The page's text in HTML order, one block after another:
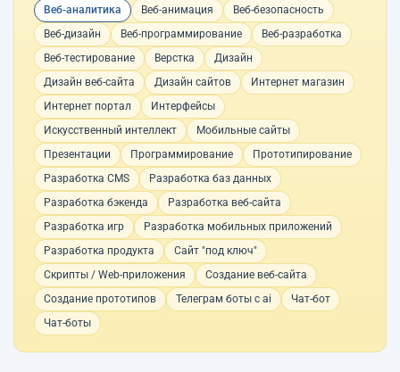
Веб-аналитика
Веб-анимация
Веб-безопасность
Веб-дизайн
Веб-программирование
Веб-разработка
Веб-тестирование
Верстка
Дизайн
Дизайн веб-сайта
Дизайн сайтов
Интернет магазин
Интернет портал
Интерфейсы
Искусственный интеллект
Мобильные сайты
Презентации
Программирование
Прототипирование
Разработка CMS
Разработка баз данных
Разработка бэкенда
Разработка веб-сайта
Разработка игр
Разработка мобильных приложений
Разработка продукта
Сайт "под ключ"
Скрипты / Web-приложения
Создание веб-сайта
Создание прототипов
Телеграм боты с ai
Чат-бот
Чат-боты